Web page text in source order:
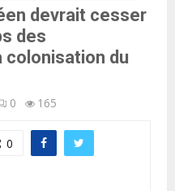
devrait cesser
des
du
0 165
0